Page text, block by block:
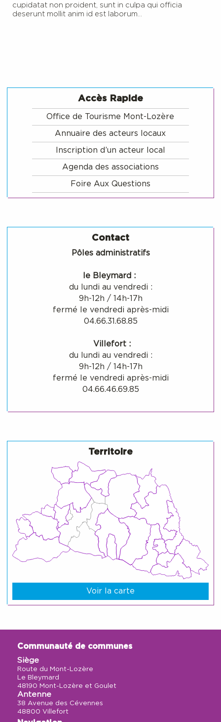
cupidatat non proident, sunt in culpa qui officia
deserunt mollit anim id est laborum…
Accès Rapide
Office de Tourisme Mont-Lozère
Annuaire des acteurs locaux
Inscription d’un acteur local
Agenda des associations
Foire Aux Questions
Contact
Pôles administratifs
le Bleymard :
du lundi au vendredi :
9h-12h / 14h-17h
fermé le vendredi après-midi
04.66.31.68.85
Villefort :
du lundi au vendredi :
9h-12h / 14h-17h
fermé le vendredi après-midi
04.66.46.69.85
Territoire
Voir la carte
Communauté de communes
Siège
Route du Mont-Lozère
Le Bleymard
48190 Mont-Lozère et Goulet
Antenne
38 Avenue des Cévennes
48800 Villefort